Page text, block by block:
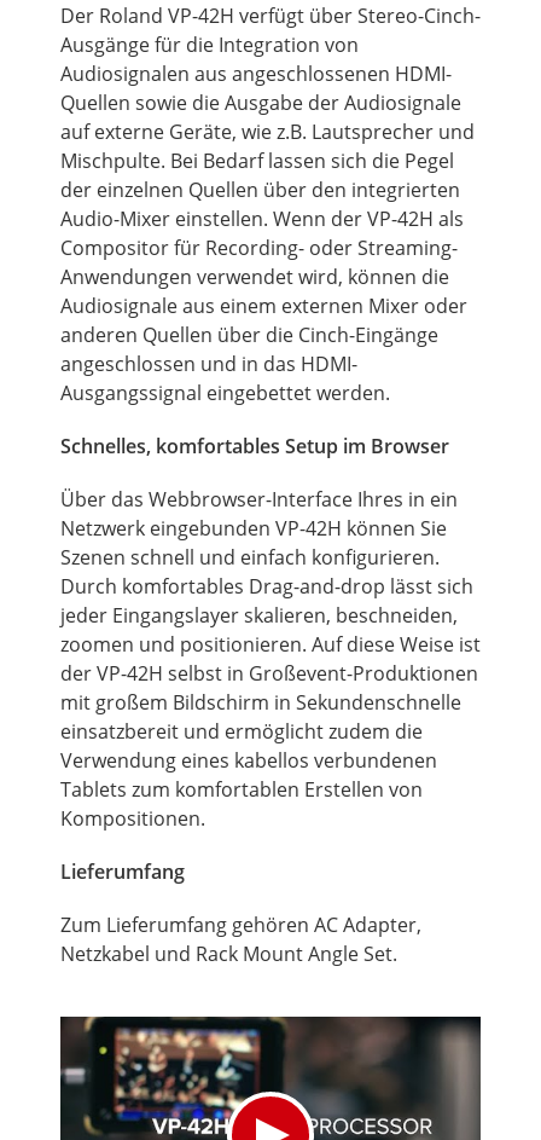
Der Roland VP-42H verfügt über Stereo-Cinch-
Ausgänge für die Integration von
Audiosignalen aus angeschlossenen HDMI-
Quellen sowie die Ausgabe der Audiosignale
auf externe Geräte, wie z.B. Lautsprecher und
Mischpulte. Bei Bedarf lassen sich die Pegel
der einzelnen Quellen über den integrierten
Audio-Mixer einstellen. Wenn der VP-42H als
Compositor für Recording- oder Streaming-
Anwendungen verwendet wird, können die
Audiosignale aus einem externen Mixer oder
anderen Quellen über die Cinch-Eingänge
angeschlossen und in das HDMI-
Ausgangssignal eingebettet werden.
Schnelles, komfortables Setup im Browser
Über das Webbrowser-Interface Ihres in ein
Netzwerk eingebunden VP-42H können Sie
Szenen schnell und einfach konfigurieren.
Durch komfortables Drag-and-drop lässt sich
jeder Eingangslayer skalieren, beschneiden,
zoomen und positionieren. Auf diese Weise ist
der VP-42H selbst in Großevent-Produktionen
mit großem Bildschirm in Sekundenschnelle
einsatzbereit und ermöglicht zudem die
Verwendung eines kabellos verbundenen
Tablets zum komfortablen Erstellen von
Kompositionen.
Lieferumfang
Zum Lieferumfang gehören AC Adapter,
Netzkabel und Rack Mount Angle Set.